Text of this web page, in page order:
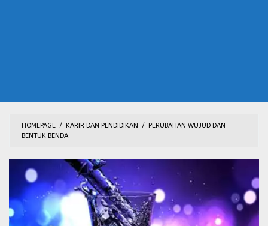
HOMEPAGE / KARIR DAN PENDIDIKAN / PERUBAHAN WUJUD DAN
BENTUK BENDA